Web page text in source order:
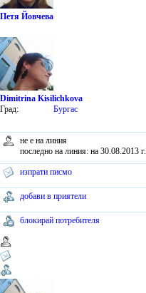
Петя Йовчева
Dimitrina Kisilichkova
Град:
Бургас
не е на линия
последно на линия: на 30.08.2013 г.
изпрати писмо
добави в приятели
блокирай потребителя